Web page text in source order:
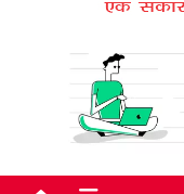
Live Story